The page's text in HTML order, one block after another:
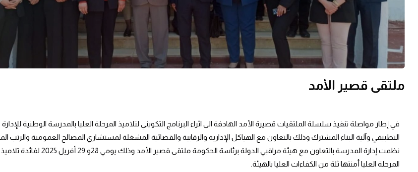
ملتقى قصير الأمد
في إطار مواصلة تنفيذ سلسلة الملتقيات قصيرة الأمد الهادفة الى اثراء البرنامج التكويني لتلاميذ المرحلة العليا بالمدرسة الوطنية
التطبيقي وآلية البناء المشترك وذلك بالتعاون مع الهياكل الإدارية والرقابية والقضائية المشغلة لمستشاري المصالح العمومية والرتب
نظمت إدارة المدرسة بالتعاون مع هيئة مراقبي الدولة برئاسة
المرحلة العليا أمنتها ثلة من الكفاءات العليا بالهيئة.